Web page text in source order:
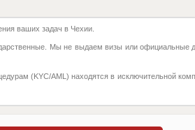
ваших задач в Чехии.
Мы не выдаем визы или
(KYC/AML) находятся в исключительной